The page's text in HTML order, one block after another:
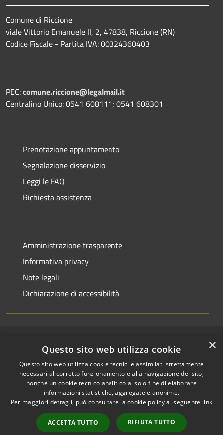
Comune di Riccione
viale Vittorio Emanuele II, 2, 47838, Riccione (RN)
Codice Fiscale - Partita IVA: 00324360403
PEC:comune.riccione@legalmail.it
Centralino Unico: 0541 608111; 0541 608301
Prenotazione appuntamento
Segnalazione disservizio
Leggi le FAQ
Richiesta assistenza
Amministrazione trasparente
Informativa privacy
Note legali
Dichiarazione di accessibilità
Accessibilità
Privacy
Cookie
Mappa del sito
Area riservata
amministratori comunali
Portale Dipendente
Copyright © 2026 • Comune di
Riccione • Powered by
Municipium•Accesso
redazione
×
Questo sito web utilizza cookie
Questo sito web utilizza cookie tecnici e assimilati strettamente
necessari al corretto funzionamento e alla navigazione del sito,
nonché un cookie tecnico analitico al solo fine di elaborare
informazioni statistiche, aggregate e anonime.
Per maggiori dettagli, può consultare la cookie policy al seguente link
ACCETTA TUTTO RIFIUTA TUTTO